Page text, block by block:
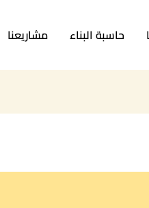
حاسبة البناء مشاريعنا